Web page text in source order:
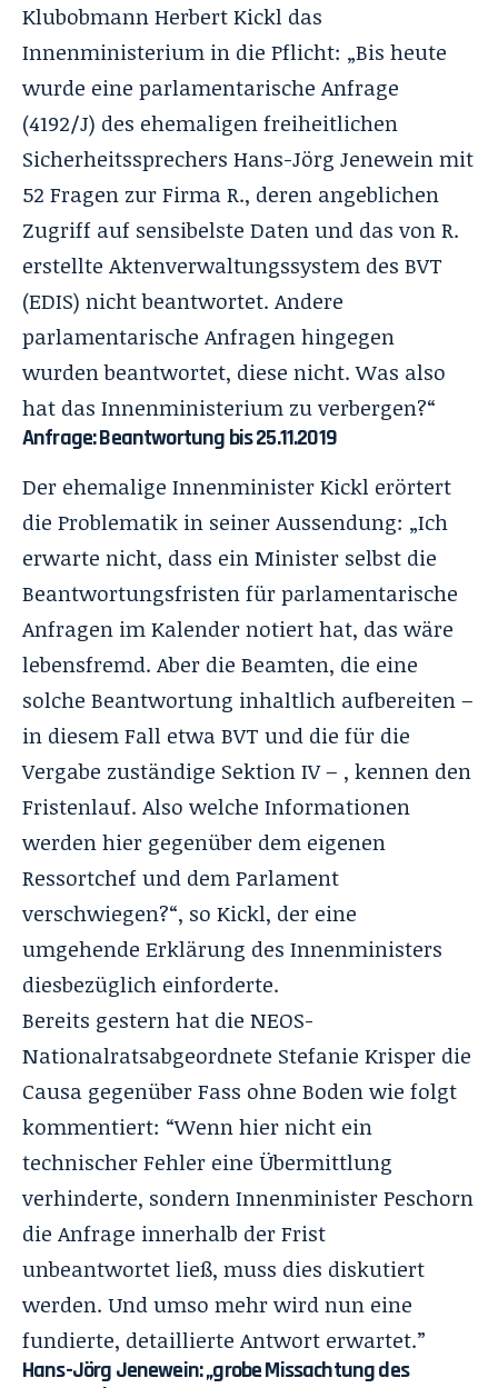
Klubobmann Herbert Kickl das
Innenministerium in die Pflicht: „Bis heute
wurde eine parlamentarische Anfrage
(4192/J) des ehemaligen freiheitlichen
Sicherheitssprechers Hans-Jörg Jenewein mit
52 Fragen zur Firma R., deren angeblichen
Zugriff auf sensibelste Daten und das von R.
erstellte Aktenverwaltungssystem des BVT
(EDIS) nicht beantwortet. Andere
parlamentarische Anfragen hingegen
wurden beantwortet, diese nicht. Was also
hat das Innenministerium zu verbergen?“
Anfrage: Beantwortung bis 25.11.2019
Der ehemalige Innenminister Kickl erörtert
die Problematik in seiner Aussendung: „Ich
erwarte nicht, dass ein Minister selbst die
Beantwortungsfristen für parlamentarische
Anfragen im Kalender notiert hat, das wäre
lebensfremd. Aber die Beamten, die eine
solche Beantwortung inhaltlich aufbereiten –
in diesem Fall etwa BVT und die für die
Vergabe zuständige Sektion IV – , kennen den
Fristenlauf. Also welche Informationen
werden hier gegenüber dem eigenen
Ressortchef und dem Parlament
verschwiegen?“, so Kickl, der eine
umgehende Erklärung des Innenministers
diesbezüglich einforderte.
Bereits gestern hat die NEOS-
Nationalratsabgeordnete Stefanie Krisper die
Causa gegenüber Fass ohne Boden wie folgt
kommentiert: “Wenn hier nicht ein
technischer Fehler eine Übermittlung
verhinderte, sondern Innenminister Peschorn
die Anfrage innerhalb der Frist
unbeantwortet ließ, muss dies diskutiert
werden. Und umso mehr wird nun eine
fundierte, detaillierte Antwort erwartet.”
Hans-Jörg Jenewein: „grobe Missachtung des